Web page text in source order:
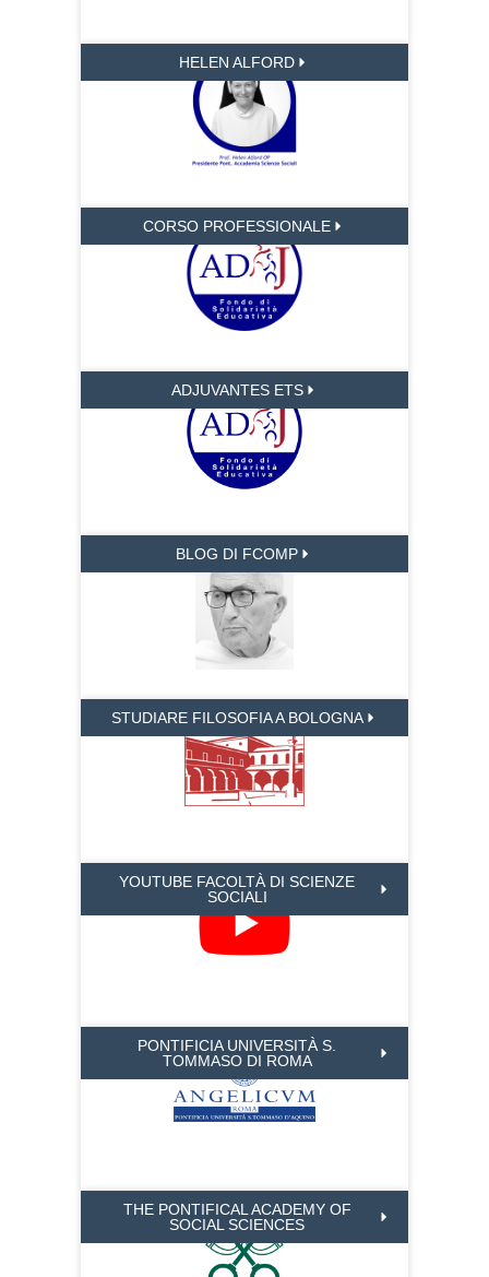
HELEN ALFORD
CORSO PROFESSIONALE
ADJUVANTES ETS
BLOG DI FCOMP
STUDIARE FILOSOFIA A BOLOGNA
YOUTUBE FACOLTÀ DI SCIENZE
SOCIALI
PONTIFICIA UNIVERSITÀ S.
TOMMASO DI ROMA
THE PONTIFICAL ACADEMY OF
SOCIAL SCIENCES